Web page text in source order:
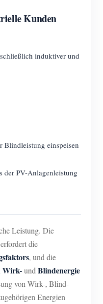
Kunden
induktiver und
Blindleistung einspeisen
der PV-Anlagenleistung
Leistung. Die
die
, und die
Wirk-undBlindenergie
von Wirk-, Blind-
Energien